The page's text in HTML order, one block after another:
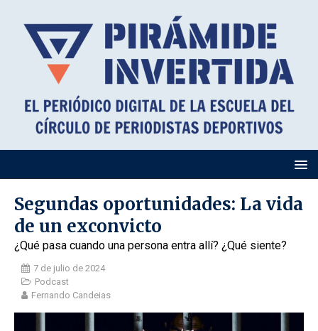
Segundas oportunidades: La vida
de un exconvicto
¿Qué pasa cuando una persona entra allí? ¿Qué siente?
7 de julio de 2024
Podcast
Fernando Candeias